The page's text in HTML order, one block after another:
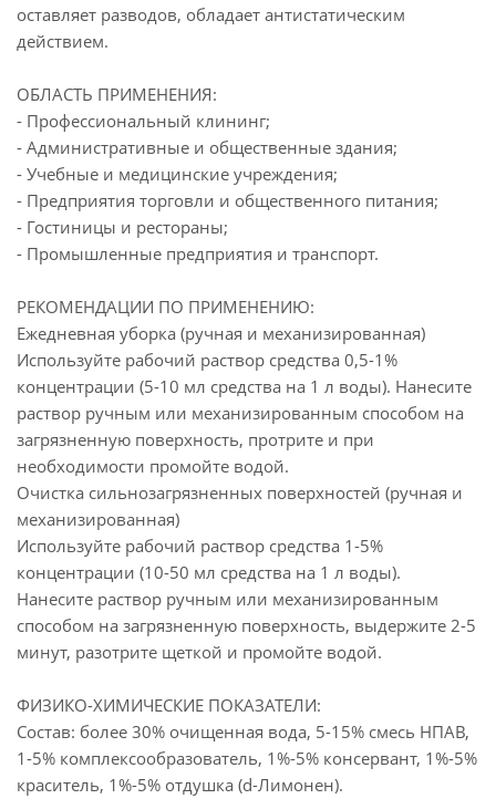
оставляет разводов, обладает антистатическим
действием.
ОБЛАСТЬ ПРИМЕНЕНИЯ:
- Профессиональный клининг;
- Административные и общественные здания;
- Учебные и медицинские учреждения;
- Предприятия торговли и общественного питания;
- Гостиницы и рестораны;
- Промышленные предприятия и транспорт.
РЕКОМЕНДАЦИИ ПО ПРИМЕНЕНИЮ:
Ежедневная уборка (ручная и механизированная)
Используйте рабочий раствор средства 0,5-1%
концентрации (5-10 мл средства на 1 л воды). Нанесите
раствор ручным или механизированным способом на
загрязненную поверхность, протрите и при
необходимости промойте водой.
Очистка сильнозагрязненных поверхностей (ручная и
механизированная)
Используйте рабочий раствор средства 1-5%
концентрации (10-50 мл средства на 1 л воды).
Нанесите раствор ручным или механизированным
способом на загрязненную поверхность, выдержите 2-5
минут, разотрите щеткой и промойте водой.
ФИЗИКО-ХИМИЧЕСКИЕ ПОКАЗАТЕЛИ:
Состав: более 30% очищенная вода, 5-15% смесь НПАВ,
1-5% комплексообразователь, 1%-5% консервант, 1%-5%
краситель, 1%-5% отдушка (d-Лимонен).